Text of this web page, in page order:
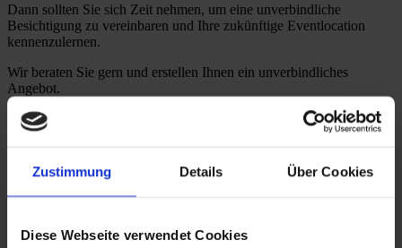
Zustimmung Details Über Cookies
Diese Webseite verwendet Cookies
Dann sollten Sie sich Zeit nehmen, um eine unverbindliche
Besichtigung zu vereinbaren und Ihre zukünftige Eventlocation
kennenzulernen.
Wir beraten Sie gern und erstellen Ihnen ein unverbindliches
Angebot.
Wählen Sie bitte Ihre gewünschte Eventvariante und füllen Sie alle
erforderlichen Felder aus. Wir werden uns umgehend bei Ihnen
Variante